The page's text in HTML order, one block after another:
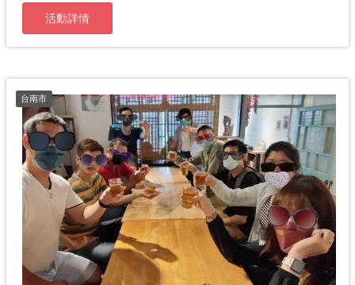
活動詳情
台南市